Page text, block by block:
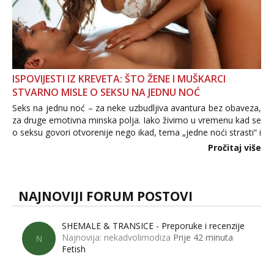
ISPOVIJESTI IZ KREVETA: ŠTO ŽENE I MUŠKARCI
STVARNO MISLE O SEKSU NA JEDNU NOĆ
Seks na jednu noć – za neke uzbudljiva avantura bez obaveza,
za druge emotivna minska polja. Iako živimo u vremenu kad se
o seksu govori otvorenije nego ikad, tema „jedne noći strasti“ i
dalje izaziva burne rasprave. Što zapravo misle žene, a što
Pročitaj više
NAJNOVIJI FORUM POSTOVI
N
SHEMALE & TRANSICE - Preporuke i recenzije
Najnovija: nekadvolimodiza Prije 42 minuta
Fetish